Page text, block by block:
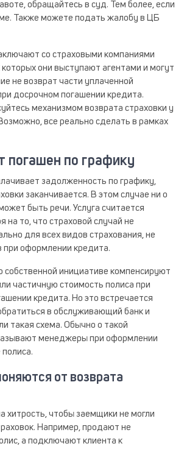
обращайтесь в суд. Тем более, если
Также можете подать жалобу в ЦБ
со страховыми компаниями
они выступают агентами и могут
не возврат части уплаченной
досрочном погашении кредита.
механизмом возврата страховки у
все реально сделать в рамках
погашен по графику
задолженность по графику,
заканчивается. В этом случае ни о
быть речи. Услуга считается
на то, что страховой случай не
для всех видов страхования, не
при оформлении кредита.
собственной инициативе компенсируют
частичную стоимость полиса при
кредита. Но это встречается
в обслуживающий банк и
такая схема. Обычно о такой
менеджеры при оформлении
от возврата
хитрость, чтобы заемщики не могли
Например, продают не
а подключают клиента к